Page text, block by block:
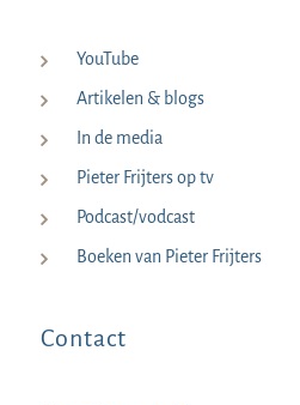
YouTube
Artikelen & blogs
In de media
Pieter Frijters op tv
Podcast/vodcast
Boeken van Pieter Frijters
Contact